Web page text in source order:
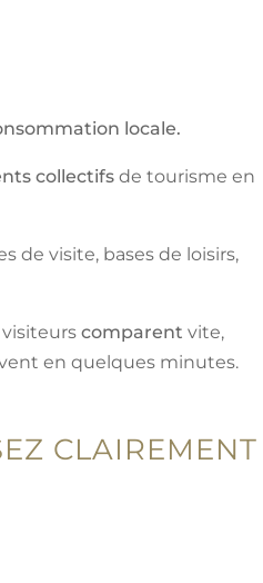
locale.
collectifs de tourisme en
de visite, bases de loisirs,
visiteurs comparent vite,
en quelques minutes.
CLAIREMENT